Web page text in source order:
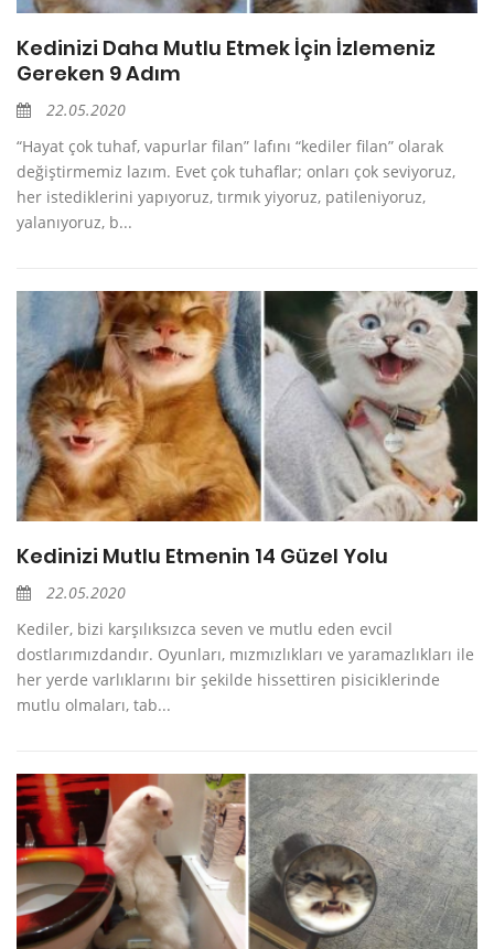
Kedinizi Daha Mutlu Etmek İçin İzlemeniz
Gereken 9 Adım
22.05.2020
“Hayat çok tuhaf, vapurlar filan” lafını “kediler filan” olarak
değiştirmemiz lazım. Evet çok tuhaflar; onları çok seviyoruz,
her istediklerini yapıyoruz, tırmık yiyoruz, patileniyoruz,
yalanıyoruz, b...
Kedinizi Mutlu Etmenin 14 Güzel Yolu
22.05.2020
Kediler, bizi karşılıksızca seven ve mutlu eden evcil
dostlarımızdandır. Oyunları, mızmızlıkları ve yaramazlıkları ile
her yerde varlıklarını bir şekilde hissettiren pisiciklerinde
mutlu olmaları, tab...